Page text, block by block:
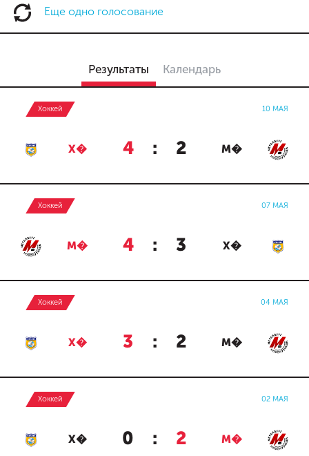
Еще одно голосование
Результаты Календарь
Хоккей 10 МАЯ
Х� 4 : 2 М�
Хоккей 07 МАЯ
М� 4 : 3 Х�
Хоккей 04 МАЯ
Х� 3 : 2 М�
Хоккей 02 МАЯ
Х� 0 : 2 М�